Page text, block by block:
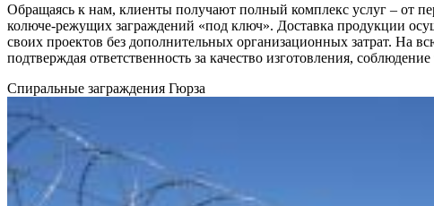
Обращаясь к нам, клиенты получают полный комплекс услуг – от
колюче-режущих заграждений «под ключ». Доставка продукции
своих проектов без дополнительных организационных затрат.
подтверждая ответственность за качество изготовления,
Спиральные заграждения Гюрза